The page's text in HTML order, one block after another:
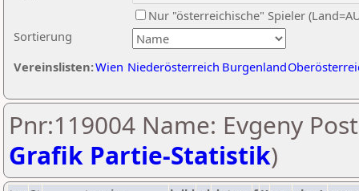
Sortierung
Nur "österreichische" Spieler
Vereinslisten:Wien Niederösterreich Burgenland
Pnr:119004 Name: Evgeny
Grafik Partie-Statistik)